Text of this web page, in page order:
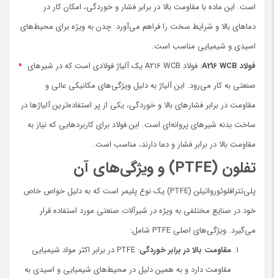
است. این ماده با مقاومت بالا در برابر فشار و خوردگی، امکان کار در
دماهای بالا و شرایط سخت را فراهم می‌آورد. چدن به ویژه برای محیط‌های
اسیدی و شیمیایی مناسب است.
فولاد A216 WCB
: فولاد A216 WCB یک آلیاژ فولادی است که در شیرهای
صنعتی به کار می‌رود. این آلیاژ به دلیل ویژگی‌های مکانیکی عالی و
مقاومت در برابر فشارهای بالا و خوردگی، یکی از پر استفاده‌ترین آلیاژها در
ساخت بدنه شیرهای پروانه‌ای است. این فولاد برای کاربردهایی که نیاز به
مقاومت بالا در برابر فشار و دما دارند، مناسب است.
تفلون (PTFE) و ویژگی‌های آن
پلی‌تترافلوئورواتیلن (PTFE) یک نوع پلیمر است که به دلیل خواص خاص
خود در صنایع مختلفی به ویژه در شیرآلات صنعتی مورد استفاده قرار
می‌گیرد. ویژگی‌های اصلی PTFE شامل:
مقاومت بالا در برابر خوردگی
: PTFE در برابر اکثر مواد شیمیایی
مقاومت دارد و به همین دلیل در محیط‌های شیمیایی و اسیدی به